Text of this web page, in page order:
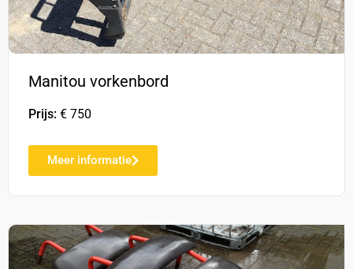
Manitou vorkenbord
Prijs: € 750
Meer informatie